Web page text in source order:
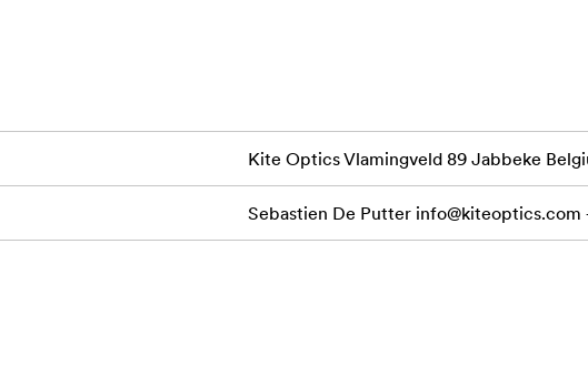
Kite Optics Vlamingveld 89 Jabbeke
Sebastien De Putter info@kiteoptics.com